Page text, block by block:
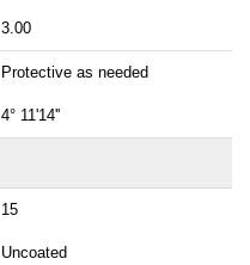
3.00
Protective as needed
4° 11'14''
15
Uncoated